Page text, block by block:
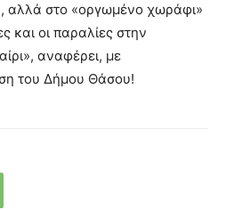
αλλά στο «οργωμένο χωράφι»
και οι παραλίες στην
αναφέρει, με
του Δήμου Θάσου!